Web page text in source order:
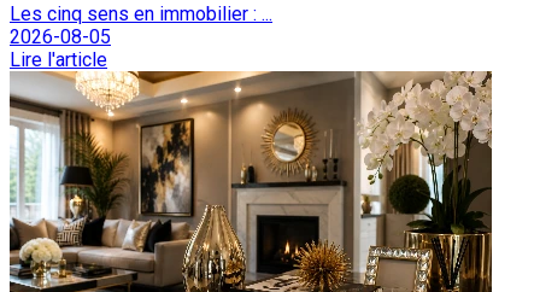
Les cinq sens en immobilier : ...
2026-08-05
Lire l'article